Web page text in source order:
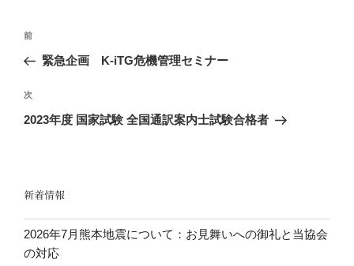
ナ
ビ
ゲ
ン
前
の
稿
前
緊急企画 K-iTG危機管理セミナー
次
の
次
2023年度 国家試験 全国通訳案内士試験合格者
新着情報
2026年7月熊本地震について：お見舞いへの御礼と当協会
の対応